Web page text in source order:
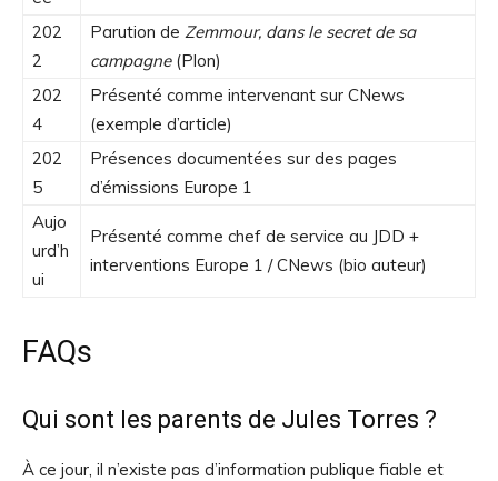
202
2
Parution de Zemmour, dans le secret de sa
campagne(Plon)
202
4
Présenté comme intervenant sur CNews
(exemple d’article)
202
5
Présences documentées sur des pages
d’émissions Europe 1
Aujo
urd’h
ui
Présenté comme chef de service au JDD +
interventions Europe 1 / CNews (bio auteur)
FAQs
Qui sont les parents de Jules Torres ?
À ce jour, il n’existe pas d’information publique fiable et